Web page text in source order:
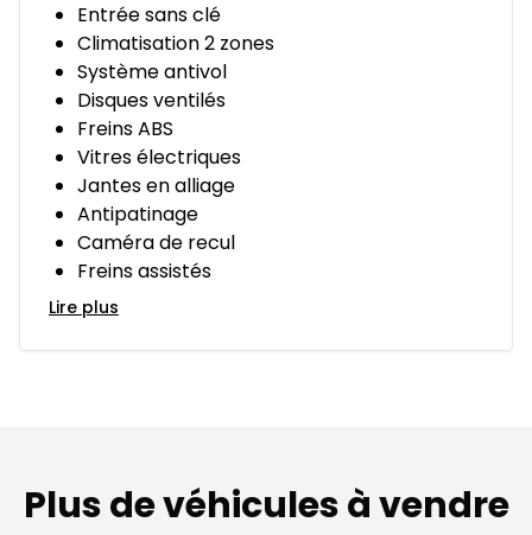
Entrée sans clé
Climatisation 2 zones
Système antivol
Disques ventilés
Freins ABS
Vitres électriques
Jantes en alliage
Antipatinage
Caméra de recul
Freins assistés
Lire plus
Plus de véhicules à vendre